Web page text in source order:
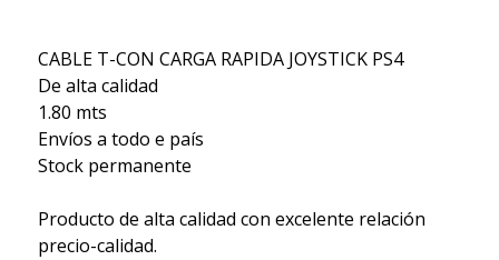
CABLE T-CON CARGA RAPIDA JOYSTICK PS4
De alta calidad
1.80 mts
Envíos a todo e país
Stock permanente
Producto de alta calidad con excelente relación
precio-calidad.